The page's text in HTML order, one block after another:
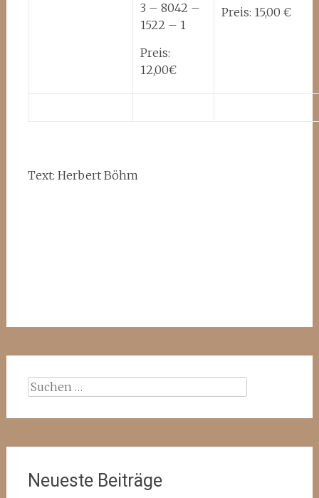
3 – 8042 –
1522 – 1
Preis:
12,00€
Preis: 15,00 €
Text: Herbert Böhm
Suchen
Neueste Beiträge